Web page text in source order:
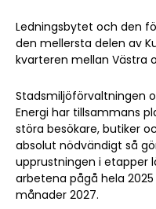
Ledningsbytet och den
den mellersta delen av
kvarteren mellan Västra
Stadsmiljöförvaltningen
Energi har tillsammans
störa besökare, butiker
absolut nödvändigt så
upprustningen i etapper
arbetena pågå hela
månader 2027.